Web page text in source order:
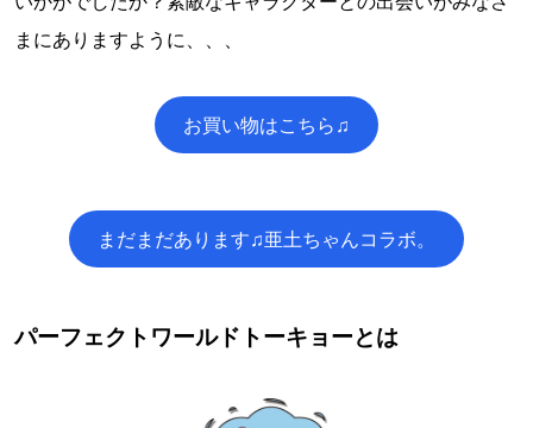
まにありますように、、、
お買い物はこちら♫
まだまだあります♫亜土ちゃんコラボ。
パーフェクトワールドトーキョーとは